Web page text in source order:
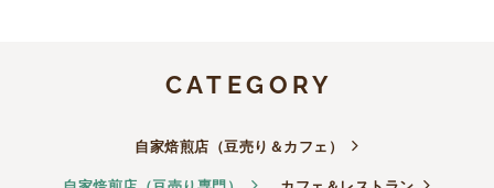
CATEGORY
自家焙煎店（豆売り＆カフェ）